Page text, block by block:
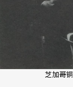
芝加哥